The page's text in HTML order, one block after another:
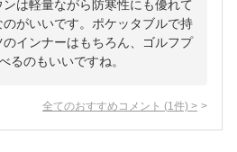
は軽量ながら防寒性にも優れて
がいいです。ポケッタブルで持
インナーはもちろん、ゴルフプ
るのもいいですね。
全てのおすすめコメント (1 件) >